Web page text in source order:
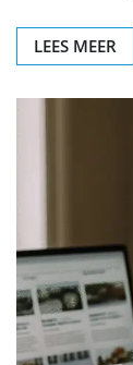
LEES MEER